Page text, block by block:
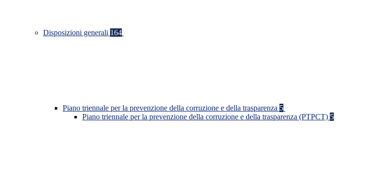
Disposizioni generali 164
Piano triennale per la prevenzione della corruzione e della trasparenza 5
Piano triennale per la prevenzione della corruzione e della trasparenza (PTPCT) 5